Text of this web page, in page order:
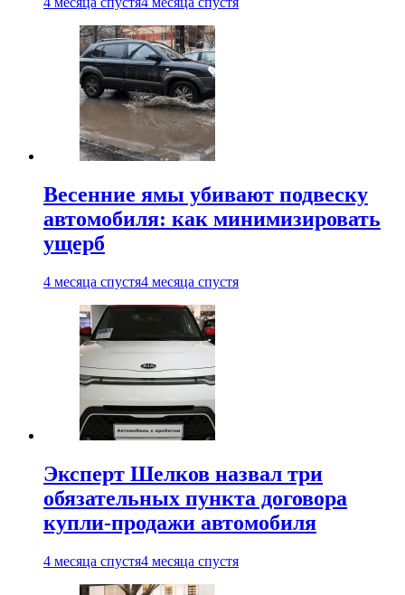
Весенние ямы убивают подвеску
автомобиля: как минимизировать
ущерб
4 месяца спустя4 месяца спустя
Эксперт Шелков назвал три
обязательных пункта договора
купли-продажи автомобиля
4 месяца спустя4 месяца спустя